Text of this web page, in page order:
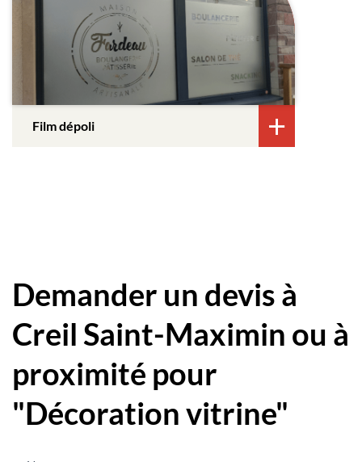
Film dépoli
Demander un devis à
Creil Saint-Maximin ou à
proximité pour
"Décoration vitrine"